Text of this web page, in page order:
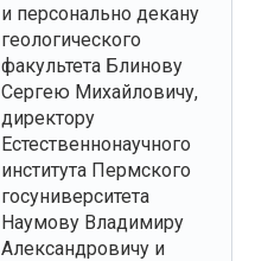
и персонально декану
геологического
факультета Блинову
Сергею Михайловичу,
директору
Естественнонаучного
института Пермского
госуниверситета
Наумову Владимиру
Александровичу и